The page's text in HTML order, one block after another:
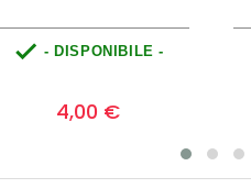
 - DISPONIBILE -
29,30 €